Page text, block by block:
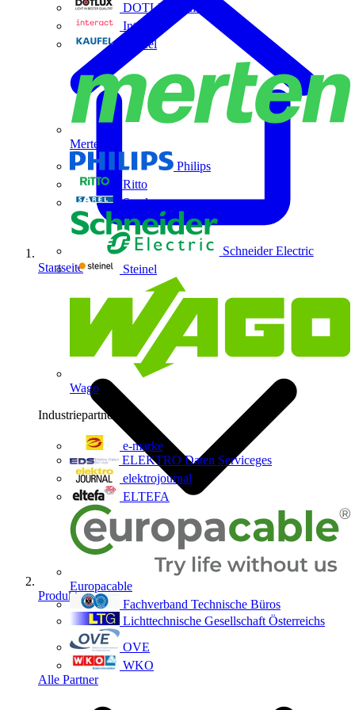
DOTLUX GmbH
Interact
Kaufel
Merten
Philips
Ritto
Sarel
Schneider Electric
Steinel
Wago
Industriepartner
e-marke
ELEKTRO Daten Serviceges
elektrojournal
ELTEFA
Europacable
Fachverband Technische Büros
Lichttechnische Gesellschaft Österreichs
OVE
WKO
Alle Partner
Startseite
Produkte